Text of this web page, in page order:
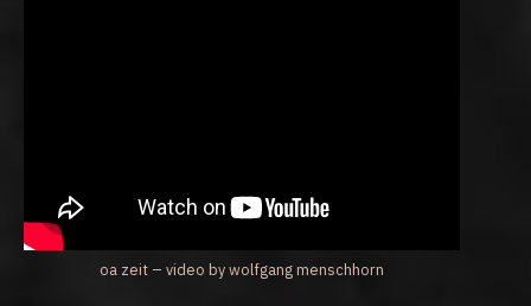
oa zeit – video by wolfgang menschhorn